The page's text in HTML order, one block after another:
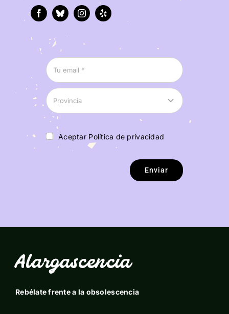
Aceptar Política de privacidad
Enviar
Alargascencia
Rebélate frente a la obsolescencia